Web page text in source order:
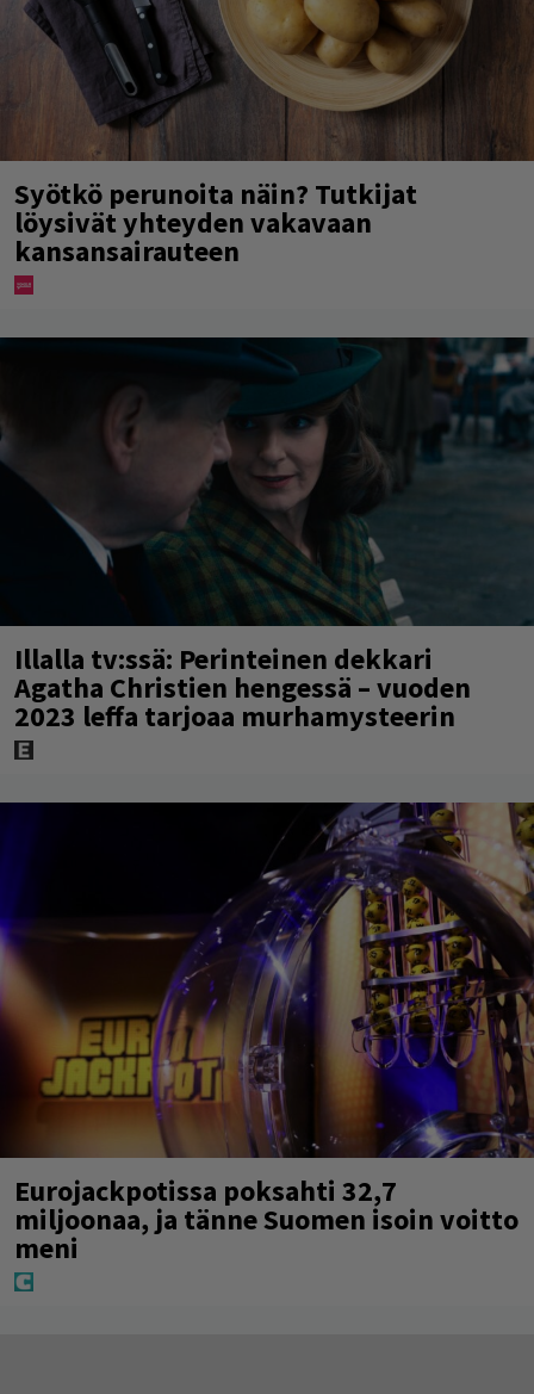
Syötkö perunoita näin? Tutkijat
löysivät yhteyden vakavaan
kansansairauteen
Illalla tv:ssä: Perinteinen dekkari
Agatha Christien hengessä – vuoden
2023 leffa tarjoaa murhamysteerin
Eurojackpotissa poksahti 32,7
miljoonaa, ja tänne Suomen isoin voitto
meni